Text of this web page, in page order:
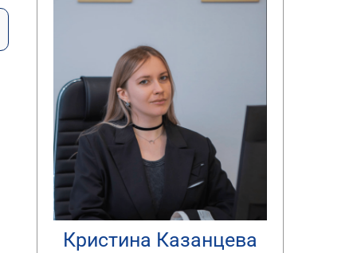
Кристина Казанцева